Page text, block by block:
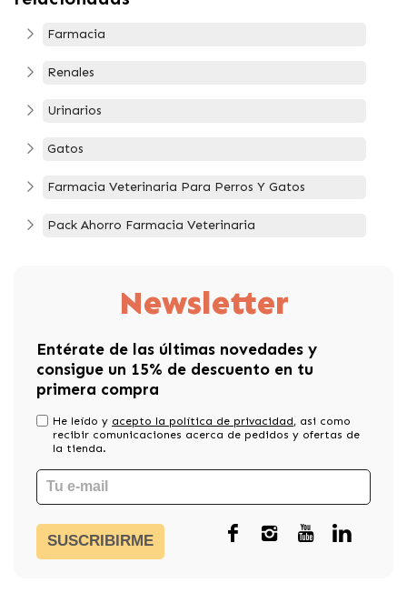
Farmacia
Renales
Urinarios
Gatos
Farmacia Veterinaria Para Perros Y Gatos
Pack Ahorro Farmacia Veterinaria
Newsletter
Entérate de las últimas novedades y
consigue un 15% de descuento en tu
primera compra
He leído y acepto la política de privacidad, asi como
recibir comunicaciones acerca de pedidos y ofertas de
la tienda.
SUSCRIBIRME